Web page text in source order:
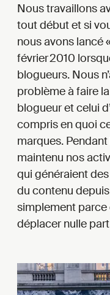
Nous travaillons
tout début et si
nous avons lancé
février 2010
blogueurs. Nous
problème à faire
blogueur et celui
compris en quoi
marques.
maintenu nos
qui généraient
du contenu
simplement parce
déplacer nulle